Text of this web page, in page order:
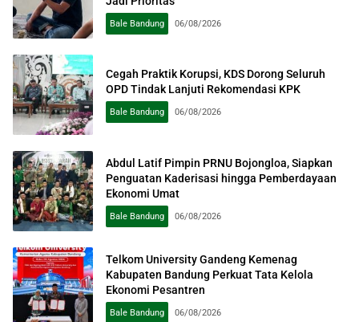
Bale Bandung 06/08/2026
Cegah Praktik Korupsi, KDS Dorong Seluruh
OPD Tindak Lanjuti Rekomendasi KPK
Bale Bandung 06/08/2026
Abdul Latif Pimpin PRNU Bojongloa, Siapkan
Penguatan Kaderisasi hingga Pemberdayaan
Ekonomi Umat
Bale Bandung 06/08/2026
Telkom University Gandeng Kemenag
Kabupaten Bandung Perkuat Tata Kelola
Ekonomi Pesantren
Bale Bandung 06/08/2026